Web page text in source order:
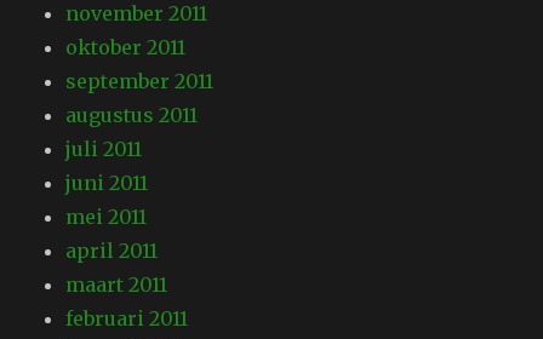
november 2011
oktober 2011
september 2011
augustus 2011
juli 2011
juni 2011
mei 2011
april 2011
maart 2011
februari 2011